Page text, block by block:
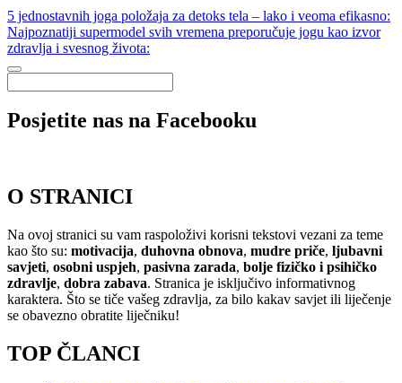
5 jednostavnih joga položaja za detoks tela – lako i veoma efikasno:
Najpoznatiji supermodel svih vremena preporučuje jogu kao izvor
zdravlja i svesnog života:
Posjetite nas na Facebooku
O STRANICI
Na ovoj stranici su vam raspoloživi korisni tekstovi vezani za teme
kao što su: motivacija, duhovna obnova, mudre priče, ljubavni
savjeti, osobni uspjeh, pasivna zarada, bolje fizičko i psihičko
zdravlje, dobra zabava. Stranica je isključivo informativnog
karaktera. Što se tiče vašeg zdravlja, za bilo kakav savjet ili liječenje
se obavezno obratite liječniku!
TOP ČLANCI